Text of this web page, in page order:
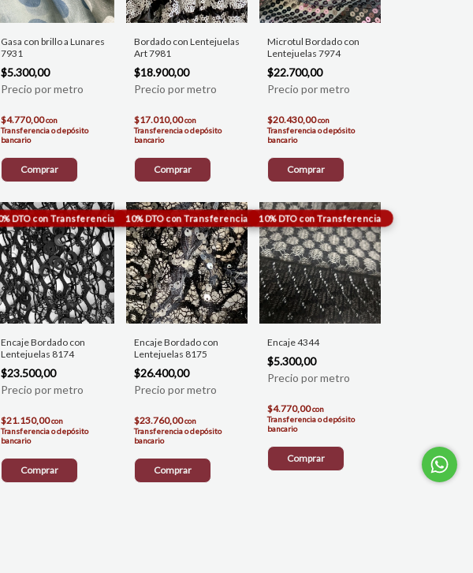
Gasa con brillo a Lunares
7931
$5.300,00
$4.770,00con
Transferencia o depósito
bancario
Comprar
Bordado con Lentejuelas
Art 7981
$18.900,00
$17.010,00con
Transferencia o depósito
bancario
Comprar
Microtul Bordado con
Lentejuelas 7974
$22.700,00
$20.430,00con
Transferencia o depósito
bancario
Comprar
Encaje Bordado con
Lentejuelas 8174
$23.500,00
$21.150,00con
Transferencia o depósito
bancario
Comprar
Encaje Bordado con
Lentejuelas 8175
$26.400,00
$23.760,00con
Transferencia o depósito
bancario
Comprar
Encaje 4344
$5.300,00
$4.770,00con
Transferencia o depósito
bancario
Comprar